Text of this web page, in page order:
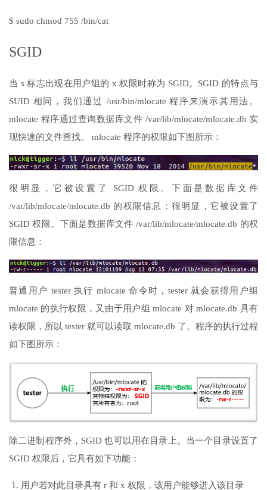
$ sudo chmod 755 /bin/cat
SGID
当 s 标志出现在用户组的 x 权限时称为 SGID。SGID 的特点与
SUID 相同，我们通过 /usr/bin/mlocate 程序来演示其用法。
mlocate 程序通过查询数据库文件 /var/lib/mlocate/mlocate.db 实
现快速的文件查找。 mlocate 程序的权限如下图所示：
很明显，它被设置了 SGID 权限。下面是数据库文件
/var/lib/mlocate/mlocate.db 的权限信息：很明显，它被设置了
SGID 权限。下面是数据库文件 /var/lib/mlocate/mlocate.db 的权
限信息：
普通用户 tester 执行 mlocate 命令时，tester 就会获得用户组
mlocate 的执行权限，又由于用户组 mlocate 对 mlocate.db 具有
读权限，所以 tester 就可以读取 mlocate.db 了。程序的执行过程
如下图所示：
除二进制程序外，SGID 也可以用在目录上。当一个目录设置了
SGID 权限后，它具有如下功能：
用户若对此目录具有 r 和 x 权限，该用户能够进入该目录